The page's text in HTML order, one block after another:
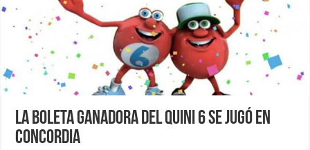
La boleta ganadora del Quini 6 se jugó en
Concordia